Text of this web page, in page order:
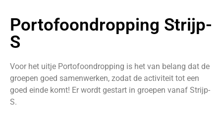
Portofoondropping Strijp-
S
Voor het uitje Portofoondropping is het van belang dat de
groepen goed samenwerken, zodat de activiteit tot een
goed einde komt! Er wordt gestart in groepen vanaf Strijp-
S.